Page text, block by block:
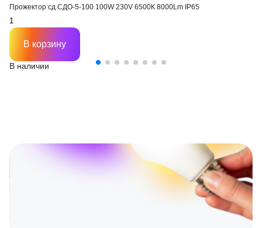
Прожектор сд СДО-5-100 100W 230V 6500К 8000Lm IP65
В наличии
В корзину